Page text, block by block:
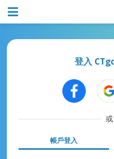
登入
或
帳戶登入